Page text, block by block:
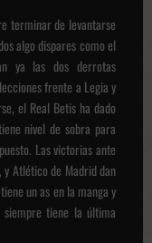
terminar de levantarse
algo dispares como el
ya las dos derrotas
frente a Legia y
el Real Betis ha dado
nivel de sobra para
Las victorias ante
y Atlético de Madrid dan
un as en la manga y
siempre tiene la última